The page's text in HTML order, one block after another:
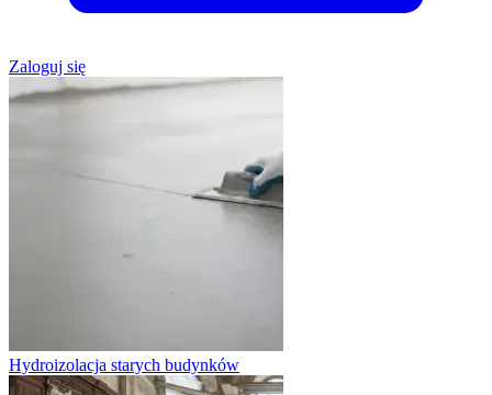
Zaloguj się
Hydroizolacja starych budynków